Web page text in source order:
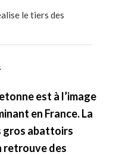
le tiers des
est à l’image
en France. La
gros abattoirs
retrouve des